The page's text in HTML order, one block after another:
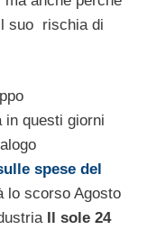
suo rischia di
in questi giorni
spese del
lo scorso Agosto
Il sole 24